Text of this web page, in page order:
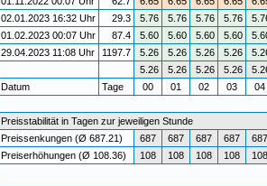
02.01.2023 16:32 Uhr
29.3 5.76 5.76 5.76 5.76
01.02.2023 00:07 Uhr
87.4 5.60 5.60 5.60 5.60
29.04.2023 11:08 Uhr
1197.7 5.26 5.26 5.26 5.26
5.26
5.26 5.26 5.26
Datum
Tage 00 01 02 03 04
Preisstabilität in Tagen zur jeweiligen Stunde
Preissenkungen (Ø 687.21)
687 687 687 687
687
Preiserhöhungen (Ø 108.36)
108 108 108 108 108